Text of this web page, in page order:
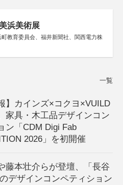
浜美術展
教育委員会、福井新聞社、関西電力株
一覧
】カインズ×コクヨ×VUILD
家具・木工品デザインコン
ン「CDM Digi Fab
2026」を初開催
藤本壮介らが登壇、「長谷
デザインコンペティション